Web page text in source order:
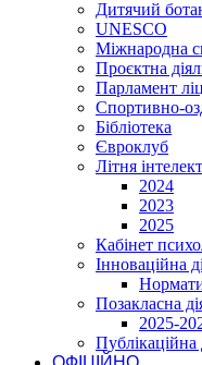
Дитячий
UNESCO
Міжнародна
Проєктна
Парламент
Спортивно-
Бібліотека
Євроклуб
Літня
2024
2023
2025
Кабінет
Інноваційна
Позакласна
2025-
Публікаційна